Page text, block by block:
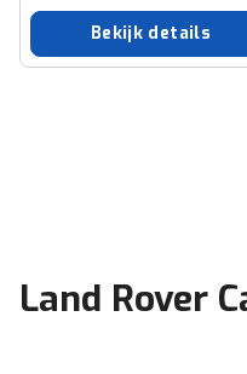
Bekijk details
Land Rover